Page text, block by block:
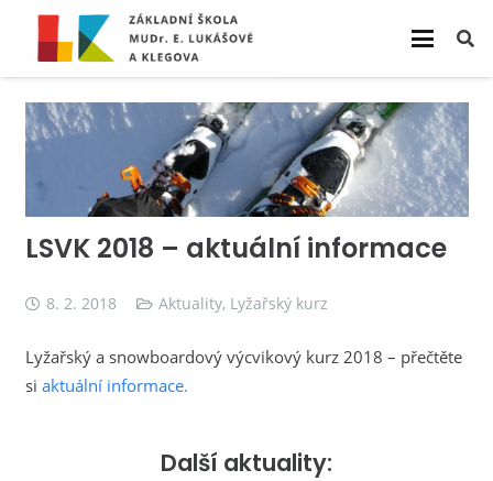
LSVK 2018 – aktuální informace
8. 2. 2018 Aktuality, Lyžařský kurz
Lyžařský a snowboardový výcvikový kurz 2018 – přečtěte
si aktuální informace.
Další aktuality: